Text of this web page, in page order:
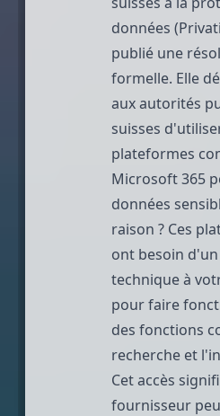
données
publié une
formelle. Elle
aux autorités
suisses
plateformes
Microsoft 365
données
raison ? Ces
ont besoin d'un
technique à
pour faire
des fonctions
recherche et
Cet accès
fournisseur